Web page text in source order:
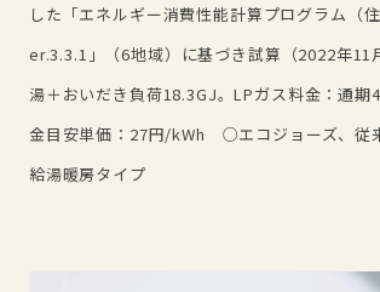
した「エネルギー消費性能計算プログラム（住
er.3.3.1」（6地域）に基づき試算（2022年11
湯＋おいだき負荷18.3GJ。LPガス料金：通期
金目安単価：27円/kWh ○エコジョーズ、従
給湯暖房タイプ